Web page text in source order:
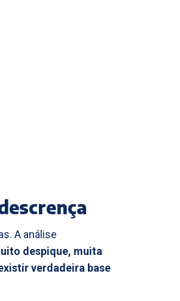
A análise
despique, muita
verdadeira base